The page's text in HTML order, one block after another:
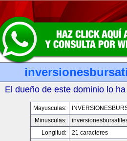
El dueño de este dominio lo
Mayusculas:
Minusculas:
Longitud:
21 caracteres